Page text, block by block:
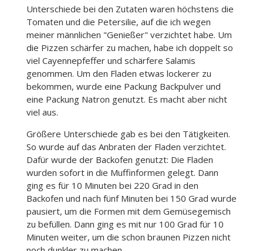
Unterschiede bei den Zutaten waren höchstens die
Tomaten und die Petersilie, auf die ich wegen
meiner männlichen "Genießer" verzichtet habe. Um
die Pizzen schärfer zu machen, habe ich doppelt so
viel Cayennepfeffer und schärfere Salamis
genommen. Um den Fladen etwas lockerer zu
bekommen, wurde eine Packung Backpulver und
eine Packung Natron genutzt. Es macht aber nicht
viel aus.
Größere Unterschiede gab es bei den Tätigkeiten.
So wurde auf das Anbraten der Fladen verzichtet.
Dafür wurde der Backofen genutzt: Die Fladen
wurden sofort in die Muffinformen gelegt. Dann
ging es für 10 Minuten bei 220 Grad in den
Backofen und nach fünf Minuten bei 150 Grad wurde
pausiert, um die Formen mit dem Gemüsegemisch
zu befüllen. Dann ging es mit nur 100 Grad für 10
Minuten weiter, um die schon braunen Pizzen nicht